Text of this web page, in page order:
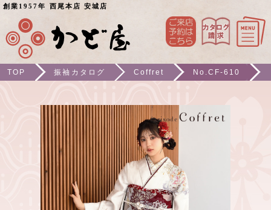
創業1957年 西尾本店 安城店
TOP 振袖カタログ Coffret No.CF-610